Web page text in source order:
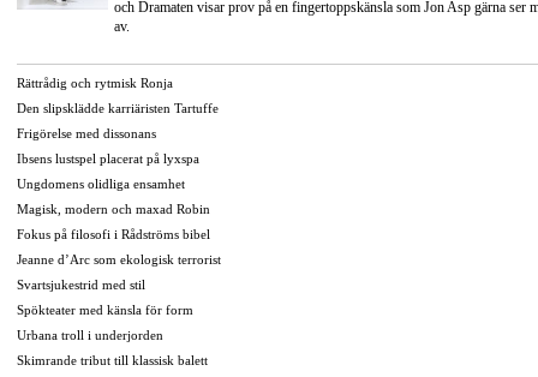
och Dramaten visar prov på en fingertoppskänsla som Jon Asp gärna ser
av.
Rättrådig och rytmisk Ronja
Den slipsklädde karriäristen Tartuffe
Frigörelse med dissonans
Ibsens lustspel placerat på lyxspa
Ungdomens olidliga ensamhet
Magisk, modern och maxad Robin
Fokus på filosofi i Rådströms bibel
Jeanne d’Arc som ekologisk terrorist
Svartsjukestrid med stil
Spökteater med känsla för form
Urbana troll i underjorden
Skimrande tribut till klassisk balett